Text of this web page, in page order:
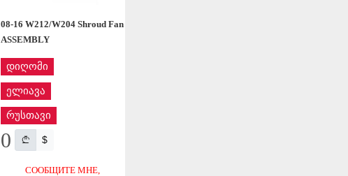
08-16 W212/W204 Shroud Fan
ASSEMBLY
დიღომი
ელიავა
რუსთავი
0 $
СООБЩИТЕ МНЕ,